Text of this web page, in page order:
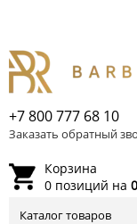
+7 800 777 68 10
Заказать обратный
Корзина
0 позиций на
Каталог товаров